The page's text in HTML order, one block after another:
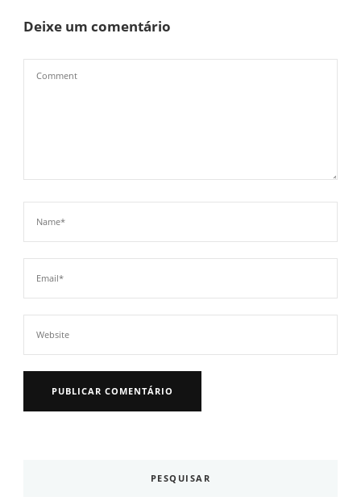
Deixe um comentário
PESQUISAR